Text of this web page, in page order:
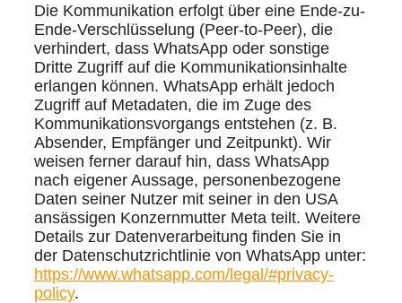
Die Kommunikation erfolgt über eine Ende-zu-
Ende-Verschlüsselung (Peer-to-Peer), die
verhindert, dass WhatsApp oder sonstige
Dritte Zugriff auf die Kommunikationsinhalte
erlangen können. WhatsApp erhält jedoch
Zugriff auf Metadaten, die im Zuge des
Kommunikationsvorgangs entstehen (z. B.
Absender, Empfänger und Zeitpunkt). Wir
weisen ferner darauf hin, dass WhatsApp
nach eigener Aussage, personenbezogene
Daten seiner Nutzer mit seiner in den USA
ansässigen Konzernmutter Meta teilt. Weitere
Details zur Datenverarbeitung finden Sie in
der Datenschutzrichtlinie von WhatsApp unter:
https://www.whatsapp.com/legal/#privacy-
policy.